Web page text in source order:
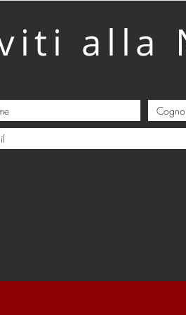
data lunedì 27 ottobre 2025 a partire
dalle ore 17:00 presso il suggestivo
alla